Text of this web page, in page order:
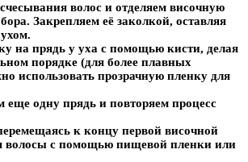
волос и отделяем височную
Закрепляем её заколкой, оставляя
на прядь у уха с помощью кисти, делая
порядке (для более плавных
использовать прозрачную пленку для
еще одну прядь и повторяем процесс
к концу первой височной
волосы с помощью пищевой пленки или